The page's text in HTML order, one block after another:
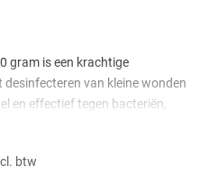
gram is een krachtige
van kleine wonden
en effectief tegen bacteriën,
genezingsproces van de huid